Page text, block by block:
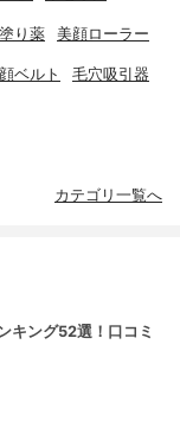
り薬 美顔ローラー
ベルト 毛穴吸引器
カテゴリ一覧へ
キング52選！口コミ